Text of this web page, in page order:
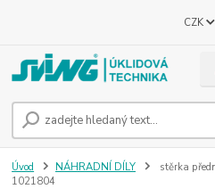
CZK
Úvod NÁHRADNÍ DÍLY
stěrka
1021804